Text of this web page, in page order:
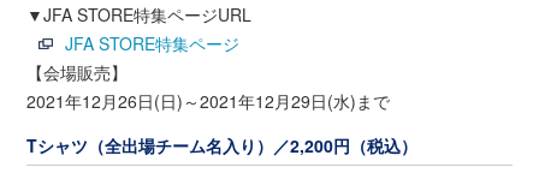
▼JFA STORE特集ページURL
JFA STORE特集ページ
【会場販売】
2021年12月26日(日)～2021年12月29日(水)まで
Tシャツ（全出場チーム名入り）／2,200円（税込）